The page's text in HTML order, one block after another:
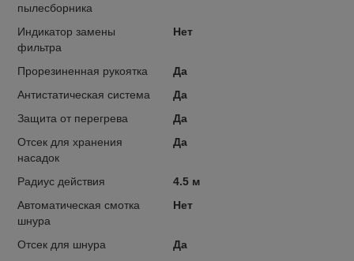
пылесборника
Индикатор замены
фильтра
Нет
Прорезиненная рукоятка
Да
Антистатическая система
Да
Защита от перегрева
Да
Отсек для хранения
насадок
Да
Радиус действия
4.5 м
Автоматическая смотка
шнура
Нет
Отсек для шнура Да